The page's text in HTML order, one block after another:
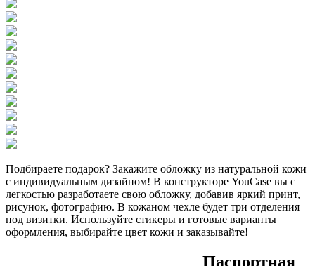
Подбираете подарок? Закажите обложку из натуральной кожи
с индивидуальным дизайном! В конструкторе YouCase вы с
легкостью разработаете свою обложку, добавив яркий принт,
рисунок, фотографию. В кожаном чехле будет три отделения
под визитки. Используйте стикеры и готовые варианты
оформления, выбирайте цвет кожи и заказывайте!
Паспортная